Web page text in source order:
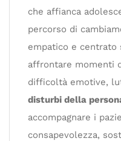
che affianca
percorso di
empatico e centrato
affrontare momenti
difficoltà emotive,
disturbi della
accompagnare i
consapevolezza,